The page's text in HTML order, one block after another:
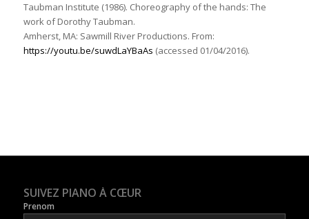
Taubman Institute (1986). Choreography of the hands: The
work of Dorothy Taubman.
Amherst, MA: Sawmill River Productions. From:
https://youtu.be/suwdLaYBaAs (accessed 01/04/2016).
SUIVEZ PIANO À CŒUR
Prenom